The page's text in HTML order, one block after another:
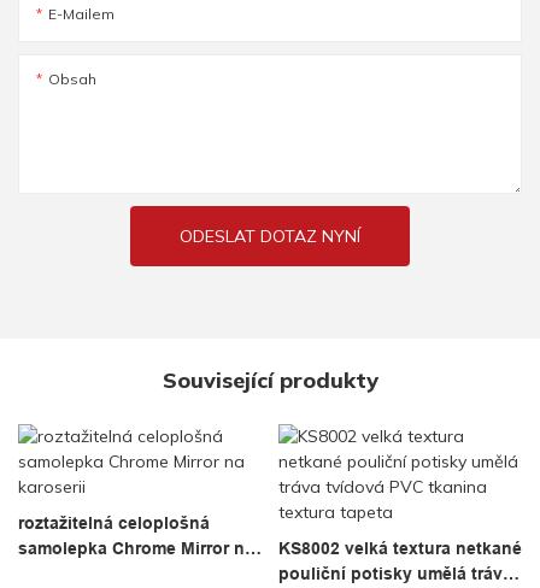
E-Mailem
Obsah
ODESLAT DOTAZ NYNÍ
Související produkty
roztažitelná celoplošná
samolepka Chrome Mirror na
KS8002 velká textura netkané
pouliční potisky umělá tráva